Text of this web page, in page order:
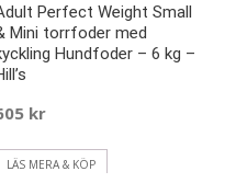
Perfect Weight Small
Mini torrfoder med
Hundfoder – 6 kg –
kr
LÄS MERA & KÖP